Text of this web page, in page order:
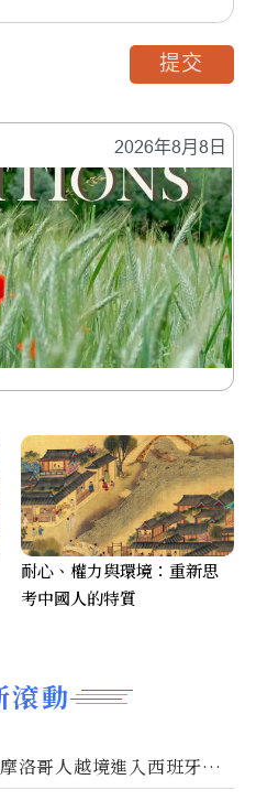
2026年8月8日
滾動
洛哥人越境進入西班牙休
提交
耐心、權力與環境：重新思
考中國人的特質